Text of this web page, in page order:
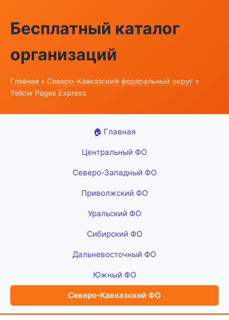
Бесплатный каталог
организаций
Главная » Северо-Кавказский федеральный округ »
Yellow Pages Express
🏠 Главная
Центральный ФО
Северо-Западный ФО
Приволжский ФО
Уральский ФО
Сибирский ФО
Дальневосточный ФО
Южный ФО
Северо-Кавказский ФО